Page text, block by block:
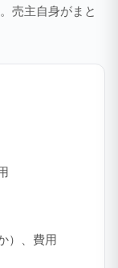
売主自身がまと
）、費用